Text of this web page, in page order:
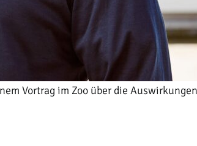
Vortrag im Zoo über die